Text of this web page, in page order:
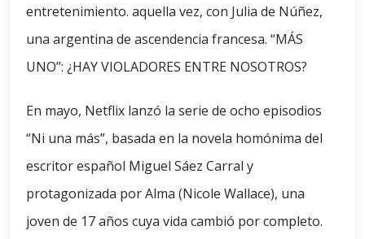
entretenimiento. aquella vez, con Julia de Núñez,
una argentina de ascendencia francesa. “MÁS
UNO”: ¿HAY VIOLADORES ENTRE NOSOTROS?
En mayo, Netflix lanzó la serie de ocho episodios
“Ni una más”, basada en la novela homónima del
escritor español Miguel Sáez Carral y
protagonizada por Alma (Nicole Wallace), una
joven de 17 años cuya vida cambió por completo.